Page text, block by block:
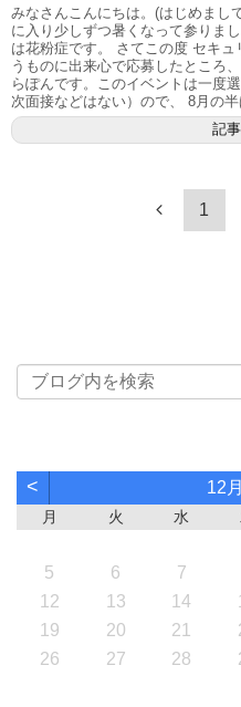
みなさんこんにちは。(はじめまし
に入り少しずつ暑くなって参りま
は花粉症です。 さてこの度 セキ
うものに出来心で応募したところ
らぽんです。このイベントは一度
次面接などはない）ので、 8月の
記
1
< 12
月 火 水
5
6 7
12
13 14
19
20 21
26
27 28